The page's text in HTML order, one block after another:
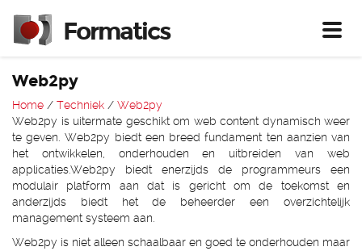
Formatics
Web2py
Home / Techniek / Web2py
Web2py is uitermate geschikt om web content dynamisch weer
te geven. Web2py biedt een breed fundament ten aanzien van
het ontwikkelen, onderhouden en uitbreiden van web
applicaties.Web2py biedt enerzijds de programmeurs een
modulair platform aan dat is gericht om de toekomst en
anderzijds biedt het de beheerder een overzichtelijk
management systeem aan.
Web2py is niet alleen schaalbaar en goed te onderhouden maar